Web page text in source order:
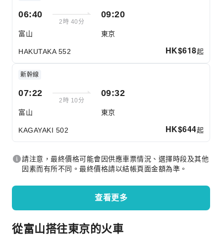
06:40
2時 40分
富山
09:20
東京
HAKUTAKA 552 HK$618起
新幹線
07:22
2時 10分
富山
09:32
東京
KAGAYAKI 502 HK$644起
請注意，最終價格可能會因供應車票情況、選擇時段及其他
因素而有所不同。最終價格請以結帳頁面金額為準。
查看更多
從富山搭往東京的火車